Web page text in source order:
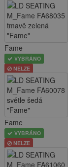
Fame
VYBRÁNO
NELZE
Fame
VYBRÁNO
NELZE